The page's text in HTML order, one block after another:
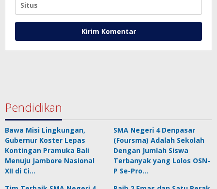
Pendidikan
Bawa Misi Lingkungan,
Gubernur Koster Lepas
Kontingan Pramuka Bali
Menuju Jambore Nasional
XII di Ci…
SMA Negeri 4 Denpasar
(Foursma) Adalah Sekolah
Dengan Jumlah Siswa
Terbanyak yang Lolos OSN-
P Se-Pro…